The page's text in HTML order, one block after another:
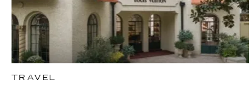
TRAVEL